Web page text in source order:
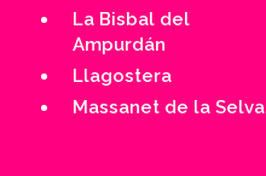
La Bisbal del
Ampurdán
Llagostera
Massanet de la Selva